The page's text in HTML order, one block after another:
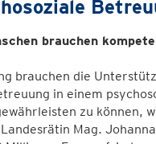
brauchen
brauchen die
in einem
zu können,
Mag.